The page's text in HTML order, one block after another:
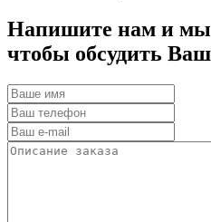
Напишите нам и мы
чтобы обсудить Ваш